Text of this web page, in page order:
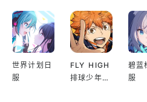
打造坚固的细胞防线
建设空中指挥基地，作为对
资源，研发新武器。
升级基地防御系统，布置多
世界计划日
服
FLY HIGH
排球少年日
碧蓝
服